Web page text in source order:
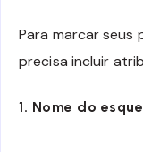
Para marcar
precisa incluir
1. Nome do